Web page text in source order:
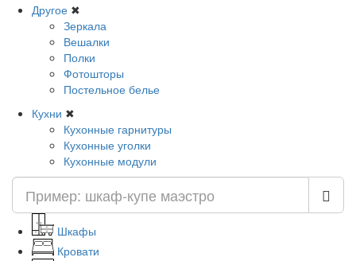
Другое ✖
Зеркала
Вешалки
Полки
Фотошторы
Постельное белье
Кухни ✖
Кухонные гарнитуры
Кухонные уголки
Кухонные модули
Шкафы
Кровати